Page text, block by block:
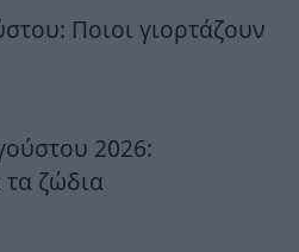
Ποιοι γιορτάζουν
2026:
τα ζώδια